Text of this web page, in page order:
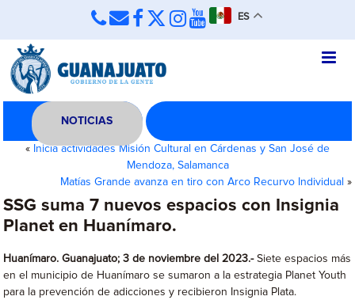
ES
NOTICIAS
« Inicia actividades Misión Cultural en Cárdenas y San José de
Mendoza, Salamanca
Matías Grande avanza en tiro con Arco Recurvo Individual »
SSG suma 7 nuevos espacios con Insignia
Planet en Huanímaro.
Huanímaro. Guanajuato; 3 de noviembre del 2023.-Siete espacios más
en el municipio de Huanímaro se sumaron a la estrategia Planet Youth
para la prevención de adicciones y recibieron Insignia Plata.